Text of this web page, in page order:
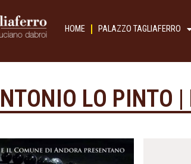
HOME PALAZZO TAGLIAFERRO
LO PINTO |